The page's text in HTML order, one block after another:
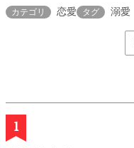
カテゴリ 恋愛 タグ 溺愛
1